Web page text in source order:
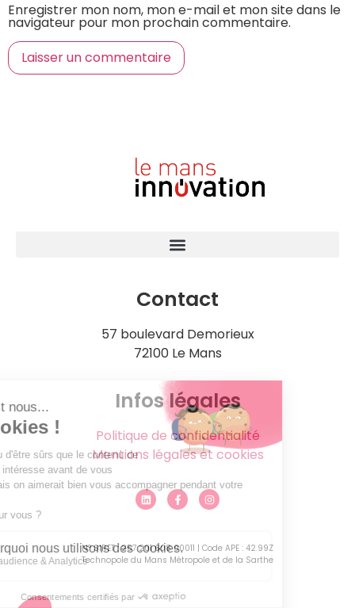
Enregistrer mon nom, mon e-mail et mon site dans le
navigateur pour mon prochain commentaire.
Contact
57 boulevard Demorieux
72100 Le Mans
Infos légales
Politique de confidentialité
Mentions légales et cookies
N° SIRET : 257 201 608 00011 | Code APE : 42.99Z
Technopole du Mans Métropole et de la Sarthe